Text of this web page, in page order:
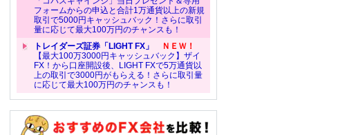
フォームからの申込と合計1万通貨以上の新規
取引で5000円キャッシュバック！さらに取引
量に応じて最大100万円のチャンスも！
トレイダーズ証券「LIGHT FX」
ＮＥＷ！
【最大100万3000円キャッシュバック】ザイ
FX！から口座開設後、LIGHT FXで5万通貨以
上の取引で3000円がもらえる！さらに取引量
に応じて最大100万円のチャンスも！